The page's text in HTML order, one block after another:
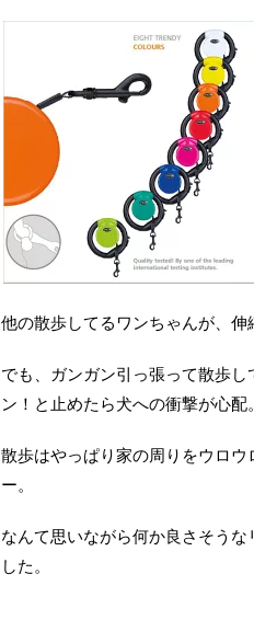
他の散歩してるワンちゃんが、伸
でも、ガンガン引っ張って散歩
ン！と止めたら犬への衝撃が心配。
散歩はやっぱり家の周りをウロ
ー。
なんて思いながら何か良さそう
した。